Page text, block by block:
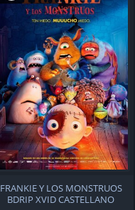
FRANKIE Y LOS MONSTRUOS
BDRIP XVID CASTELLANO